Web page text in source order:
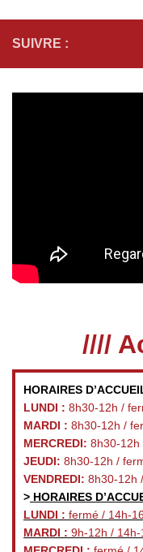
SUIVRE :
////
HORAIRES
LUNDI : 8h30-12h /
MARDI : 8h30-12h /
MERCREDI: 8h30-12h
JEUDI: 8h30-12h /
VENDREDI: 8h30-12h
> HORAIRES
LUNDI : fermé / 14h-
MARDI : 9h-12h /